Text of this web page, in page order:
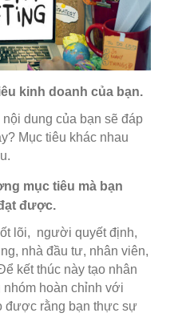
kinh doanh của bạn.
nội dung của bạn sẽ đáp
Mục tiêu khác nhau
mục tiêu mà bạn
được.
lõi, người quyết định,
nhà đầu tư, nhân viên,
kết thúc này tạo nhân
hoàn chỉnh với
được rằng bạn thực sự